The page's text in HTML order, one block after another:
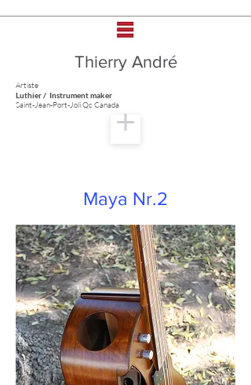
Thierry André
Artiste
Luthier / Instrument maker
Saint-Jean-Port-Joli Qc Canada
Maya Nr.2